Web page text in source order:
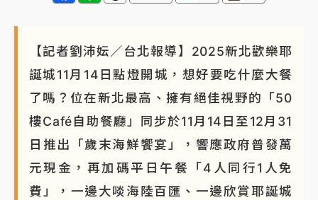
【記者劉沛妘／台北報導】2025新北歡樂耶
誕城11月14日點燈開城，想好要吃什麼大餐
了嗎？位在新北最高、擁有絕佳視野的「50
樓Café自助餐廳」同步於11月14日至12月31
日推出「歲末海鮮饗宴」，響應政府普發萬
元現金，再加碼平日午餐「4人同行1人免
費」，一邊大啖海陸百匯、一邊欣賞耶誕城